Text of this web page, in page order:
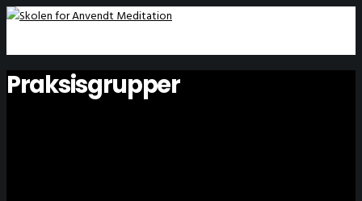
Praksisgrupper